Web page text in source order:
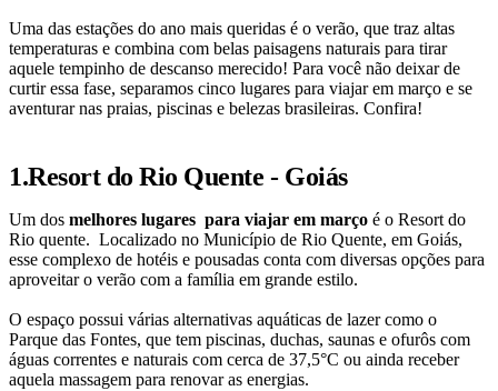
Uma das estações do ano mais queridas é o verão, que traz altas
temperaturas e combina com belas paisagens naturais para tirar
aquele tempinho de descanso merecido! Para você não deixar de
curtir essa fase, separamos cinco lugares para viajar em março e se
aventurar nas praias, piscinas e belezas brasileiras. Confira!
1.Resort do Rio Quente - Goiás
Um dos melhores lugares para viajar em março é o Resort do
Rio quente. Localizado no Município de Rio Quente, em Goiás,
esse complexo de hotéis e pousadas conta com diversas opções para
aproveitar o verão com a família em grande estilo.
O espaço possui várias alternativas aquáticas de lazer como o
Parque das Fontes, que tem piscinas, duchas, saunas e ofurôs com
águas correntes e naturais com cerca de 37,5°C ou ainda receber
aquela massagem para renovar as energias.